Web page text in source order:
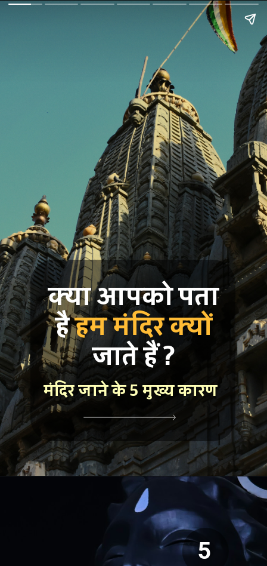
क्या आपको पता
हैहम मंदिर क्यों
जाते हैं ?
मंदिर जाने के 5 मुख्य कारण
5